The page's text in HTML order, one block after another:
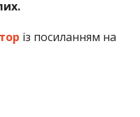
із посиланням на